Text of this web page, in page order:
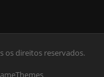
os direitos reservados.